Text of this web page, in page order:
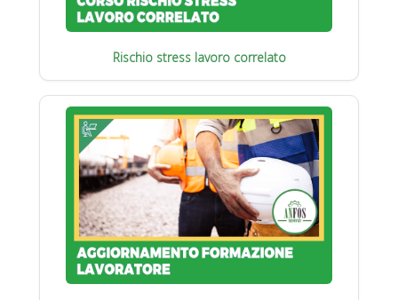
Rischio stress lavoro correlato